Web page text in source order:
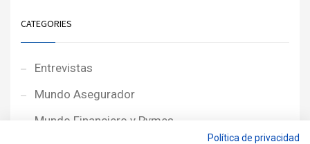
CATEGORIES
Entrevistas
Mundo Asegurador
Mundo Financiero y Pymes
Política de privacidad